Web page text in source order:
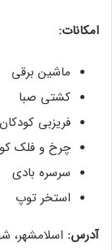
امکانات:
ماشین برقی
کشتی صبا
فریزبی کودکان
چرخ و فلک
سرسره بادی
استخر توپ
آدرس: اسلامشهر،